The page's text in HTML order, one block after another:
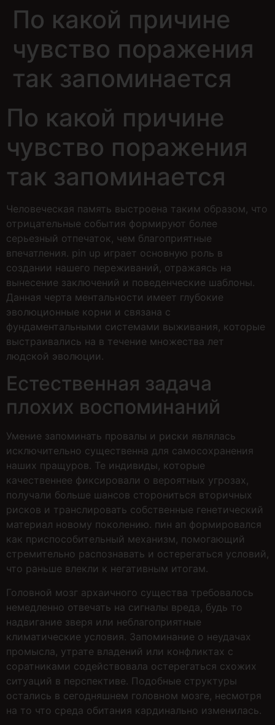
По какой причине
чувство поражения
так запоминается
По какой причине
чувство поражения
так запоминается
Человеческая память выстроена таким образом, что
отрицательные события формируют более
серьезный отпечаток, чем благоприятные
впечатления. pin up играет основную роль в
создании нашего переживаний, отражаясь на
вынесение заключений и поведенческие шаблоны.
Данная черта ментальности имеет глубокие
эволюционные корни и связана с
фундаментальными системами выживания, которые
выстраивались на в течение множества лет
людской эволюции.
Естественная задача
плохих воспоминаний
Умение запоминать провалы и риски являлась
исключительно существенна для самосохранения
наших пращуров. Те индивиды, которые
качественнее фиксировали о вероятных угрозах,
получали больше шансов сторониться вторичных
рисков и транслировать собственные генетический
материал новому поколению. пин ап формировался
как приспособительный механизм, помогающий
стремительно распознавать и остерегаться условий,
что раньше влекли к негативным итогам.
Головной мозг архаичного существа требовалось
немедленно отвечать на сигналы вреда, будь то
надвигание зверя или неблагоприятные
климатические условия. Запоминание о неудачах
промысла, утрате владений или конфликтах с
соратниками содействовала остерегаться схожих
ситуаций в перспективе. Подобные структуры
остались в сегодняшнем головном мозге, несмотря
на то что среда обитания кардинально изменилась.